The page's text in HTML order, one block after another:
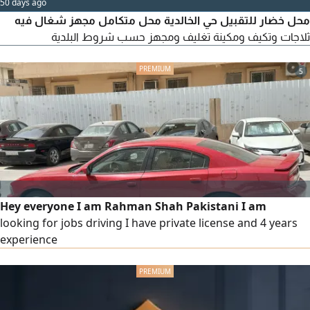
محل خضار للتقبيل حي الخالدية محل متكامل مجهز شغال فيه
ثلاجات وتكيف ومكينة تغليف ومجهز حسب شروط البلدية
5
Hey everyone I am Rahman Shah Pakistani I am
looking for jobs driving I have private license and 4 years
experience